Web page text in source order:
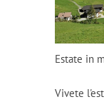
Estate in
Vivete